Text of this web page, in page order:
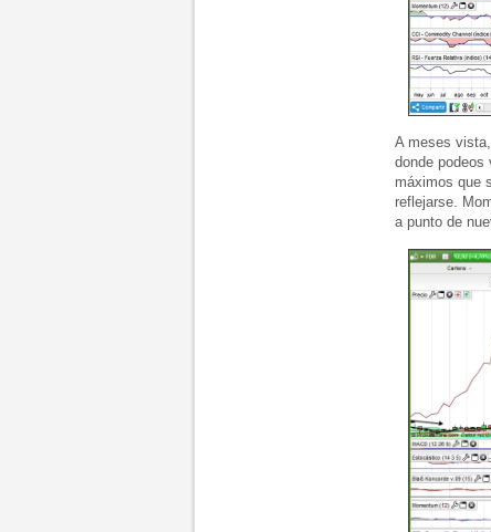
A meses
donde podeos
máximos que
reflejarse.
a punto de